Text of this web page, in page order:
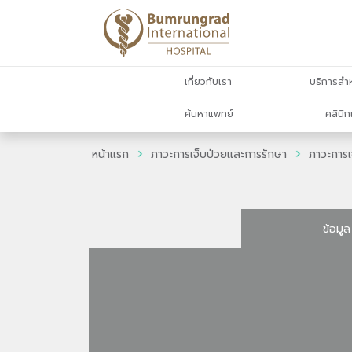
เกี่ยวกับเรา บริการส
ค้นหาแพทย์ คลินิก
หน้าแรก ภาวะการเจ็บป่วยและการรักษา ภาวะกา
ข้อมูล